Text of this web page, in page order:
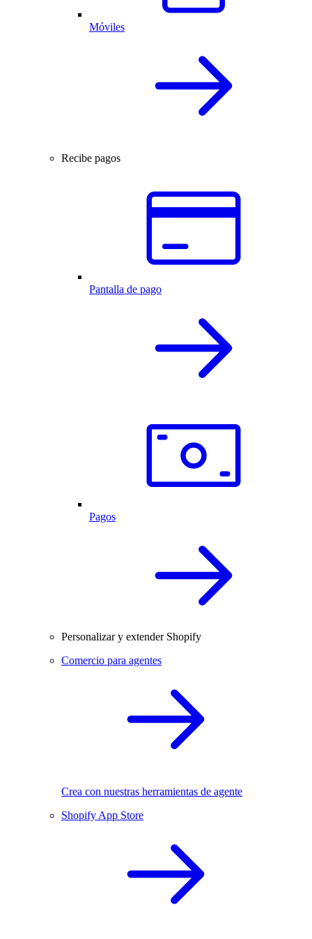
Móviles
Recibe pagos
Pantalla de pago
Pagos
Personalizar y extender Shopify
Comercio para agentes
Crea con nuestras herramientas de agente
Shopify App Store